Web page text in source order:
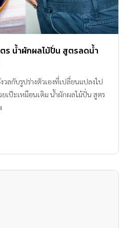
ร น้ำผักผลไม้ปั่น สูตรลดน้ำ
ลกับรูปร่างตัวเองที่เปลี่ยนแปลงไป
เป๊ะเหมือนเดิม น้ำผักผลไม้ปั่น สูตร